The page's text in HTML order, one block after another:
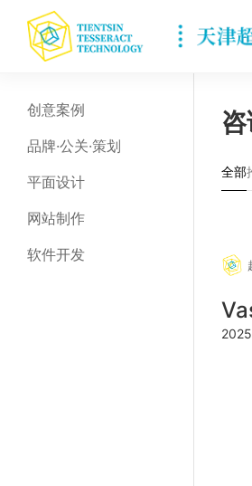
创意案例
品牌·公关·策划
平面设计
网站制作
软件开发
全部